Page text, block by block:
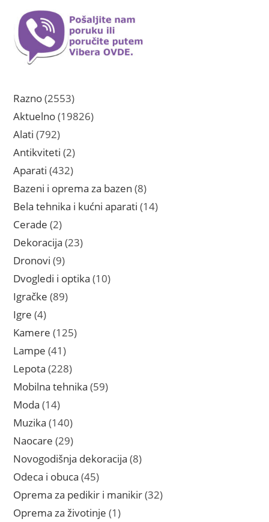
Razno 25532553
proizvoda
Aktuelno 1982619826
Alati 792792
proizvoda
Antikviteti 22
proizvoda
Aparati 432432
proizvoda
Bazeni i oprema za bazen 88
proizvoda
Bela tehnika i kućni aparati 1414
Cerade 22
proizvoda
Dekoracija 2323
Dronovi 99
proizvoda
Dvogledi i optika 1010
Igračke 8989
Igre 44
proizvoda
Kamere 125125
Lampe 4141
proizvod
Lepota 228228
proizvoda
Mobilna tehnika 5959
Moda 1414
proizvoda
Muzika 140140
proizvoda
Naocare 2929
proizvoda
Novogodišnja dekoracija 88
Odeca i obuca 4545
proizvoda
Oprema za pedikir i manikir 3232
Oprema za životinje 11